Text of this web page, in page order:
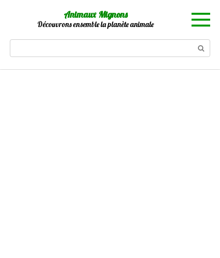
Animaux Mignons
Découvrons ensemble la planète animale